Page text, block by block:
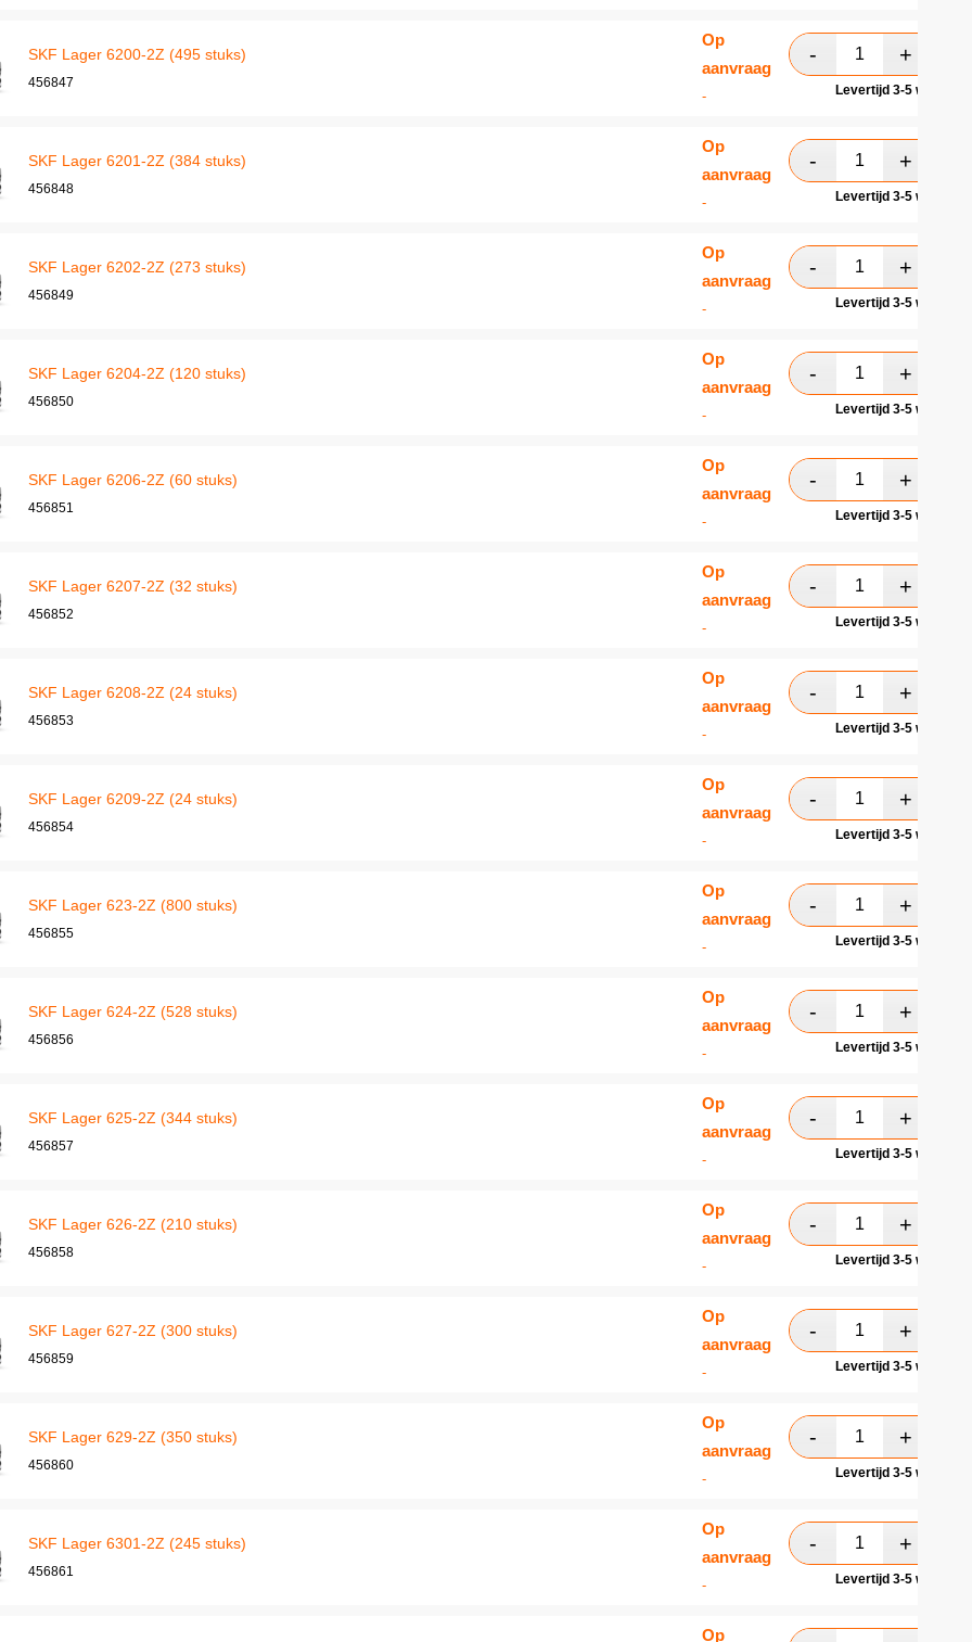
SKF Lager 6200-2Z (495 stuks)
456847
Op
aanvraag
- Levertijd 3-5
SKF Lager 6201-2Z (384 stuks)
456848
Op
aanvraag
- Levertijd 3-5
SKF Lager 6202-2Z (273 stuks)
456849
Op
aanvraag
- Levertijd 3-5
SKF Lager 6204-2Z (120 stuks)
456850
Op
aanvraag
- Levertijd 3-5
SKF Lager 6206-2Z (60 stuks)
456851
Op
aanvraag
- Levertijd 3-5
SKF Lager 6207-2Z (32 stuks)
456852
Op
aanvraag
- Levertijd 3-5
SKF Lager 6208-2Z (24 stuks)
456853
Op
aanvraag
- Levertijd 3-5
SKF Lager 6209-2Z (24 stuks)
456854
Op
aanvraag
- Levertijd 3-5
SKF Lager 623-2Z (800 stuks)
456855
Op
aanvraag
- Levertijd 3-5
SKF Lager 624-2Z (528 stuks)
456856
Op
aanvraag
- Levertijd 3-5
SKF Lager 625-2Z (344 stuks)
456857
Op
aanvraag
- Levertijd 3-5
SKF Lager 626-2Z (210 stuks)
456858
Op
aanvraag
- Levertijd 3-5
SKF Lager 627-2Z (300 stuks)
456859
Op
aanvraag
- Levertijd 3-5
SKF Lager 629-2Z (350 stuks)
456860
Op
aanvraag
- Levertijd 3-5
SKF Lager 6301-2Z (245 stuks)
456861
Op
aanvraag
- Levertijd 3-5
Op